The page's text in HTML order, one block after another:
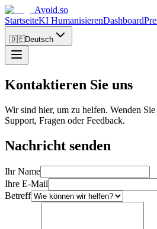
Avoid.so
StartseiteKI HumanisierenDashboard
🇩🇪Deutsch
Kontaktieren Sie uns
Wir sind hier, um zu helfen. Wenden
Support, Fragen oder Feedback.
Nachricht senden
Ihr Name
Ihre E-Mail
Betreff